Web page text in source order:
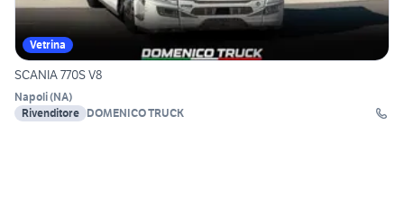
Vetrina
SCANIA 770S V8
Napoli(NA)
Rivenditore DOMENICO TRUCK